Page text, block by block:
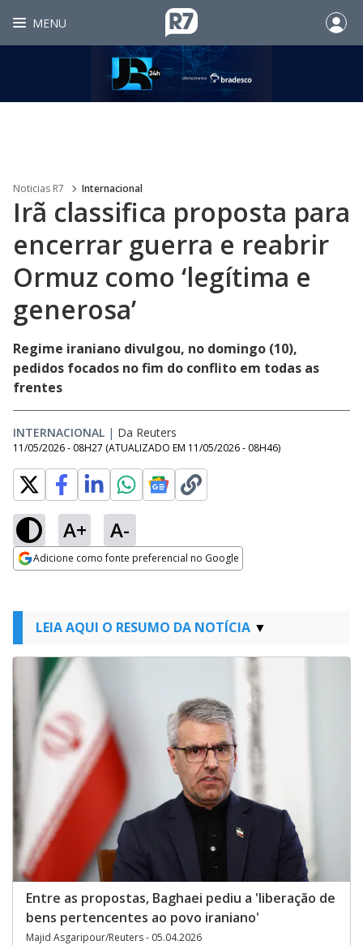
MENU
Noticias R7 Internacional
Irã classifica proposta para
encerrar guerra e reabrir
Ormuz como ‘legítima e
generosa’
Regime iraniano divulgou, no domingo (10),
pedidos focados no fim do conflito em todas as
frentes
INTERNACIONAL | Da Reuters
11/05/2026 - 08H27 (ATUALIZADO EM 11/05/2026 - 08H46)
A+ A-
Adicione como fonte preferencial no Google
LEIA AQUI O RESUMO DA NOTÍCIA
Entre as propostas, Baghaei pediu a 'liberação de
bens pertencentes ao povo iraniano'
Majid Asgaripour/Reuters - 05.04.2026